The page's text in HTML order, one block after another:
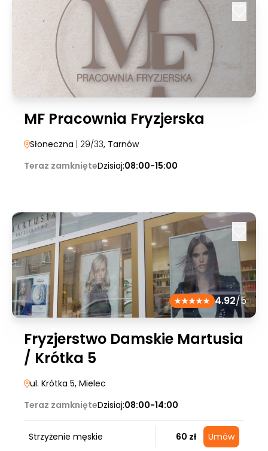
MF Pracownia Fryzjerska
Słoneczna | 29/33, Tarnów
Teraz zamknięteDzisiaj:08:00-15:00
4.92/5
Fryzjerstwo Damskie Martusia
/ Krótka 5
ul. Krótka 5, Mielec
Teraz zamknięteDzisiaj:08:00-14:00
Strzyżenie męskie 60 zł Umów